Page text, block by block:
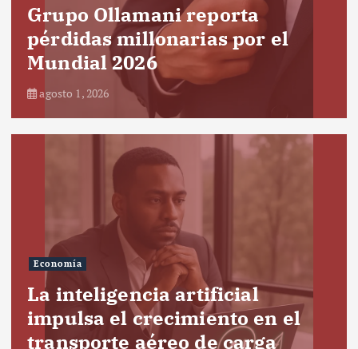
Grupo Ollamani reporta
pérdidas millonarias por el
Mundial 2026
agosto 1, 2026
Economía
La inteligencia artificial
impulsa el crecimiento en el
transporte aéreo de carga